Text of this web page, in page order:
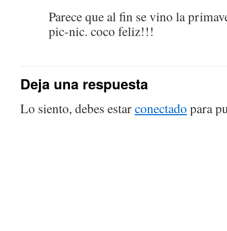
Parece que al fin se vino la
pic-nic. coco feliz!!!
Deja una respuesta
Lo siento, debes estarconectado para